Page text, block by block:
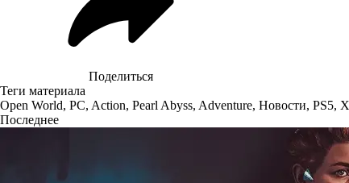
Поделиться
Теги материала
Open World, PC, Action, Pearl Abyss, Adventure, Новости, PS5,
Последнее